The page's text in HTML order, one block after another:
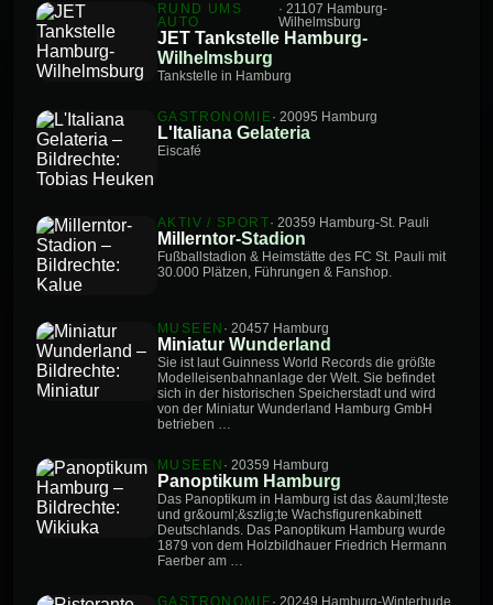
RUND UMS
AUTO
· 21107 Hamburg-
Wilhelmsburg
JET Tankstelle Hamburg-
Wilhelmsburg
Tankstelle in Hamburg
GASTRONOMIE · 20095 Hamburg
L'Italiana Gelateria
Eiscafé
AKTIV / SPORT· 20359 Hamburg-St. Pauli
Millerntor-Stadion
Fußballstadion & Heimstätte des FC St. Pauli mit
30.000 Plätzen, Führungen & Fanshop.
MUSEEN · 20457 Hamburg
Miniatur Wunderland
Sie ist laut Guinness World Records die größte
Modelleisenbahnanlage der Welt. Sie befindet
sich in der historischen Speicherstadt und wird
von der Miniatur Wunderland Hamburg GmbH
betrieben …
MUSEEN · 20359 Hamburg
Panoptikum Hamburg
Das Panoptikum in Hamburg ist das &auml;lteste
und gr&ouml;&szlig;te Wachsfigurenkabinett
Deutschlands. Das Panoptikum Hamburg wurde
1879 von dem Holzbildhauer Friedrich Hermann
Faerber am …
GASTRONOMIE · 20249 Hamburg-Winterhude